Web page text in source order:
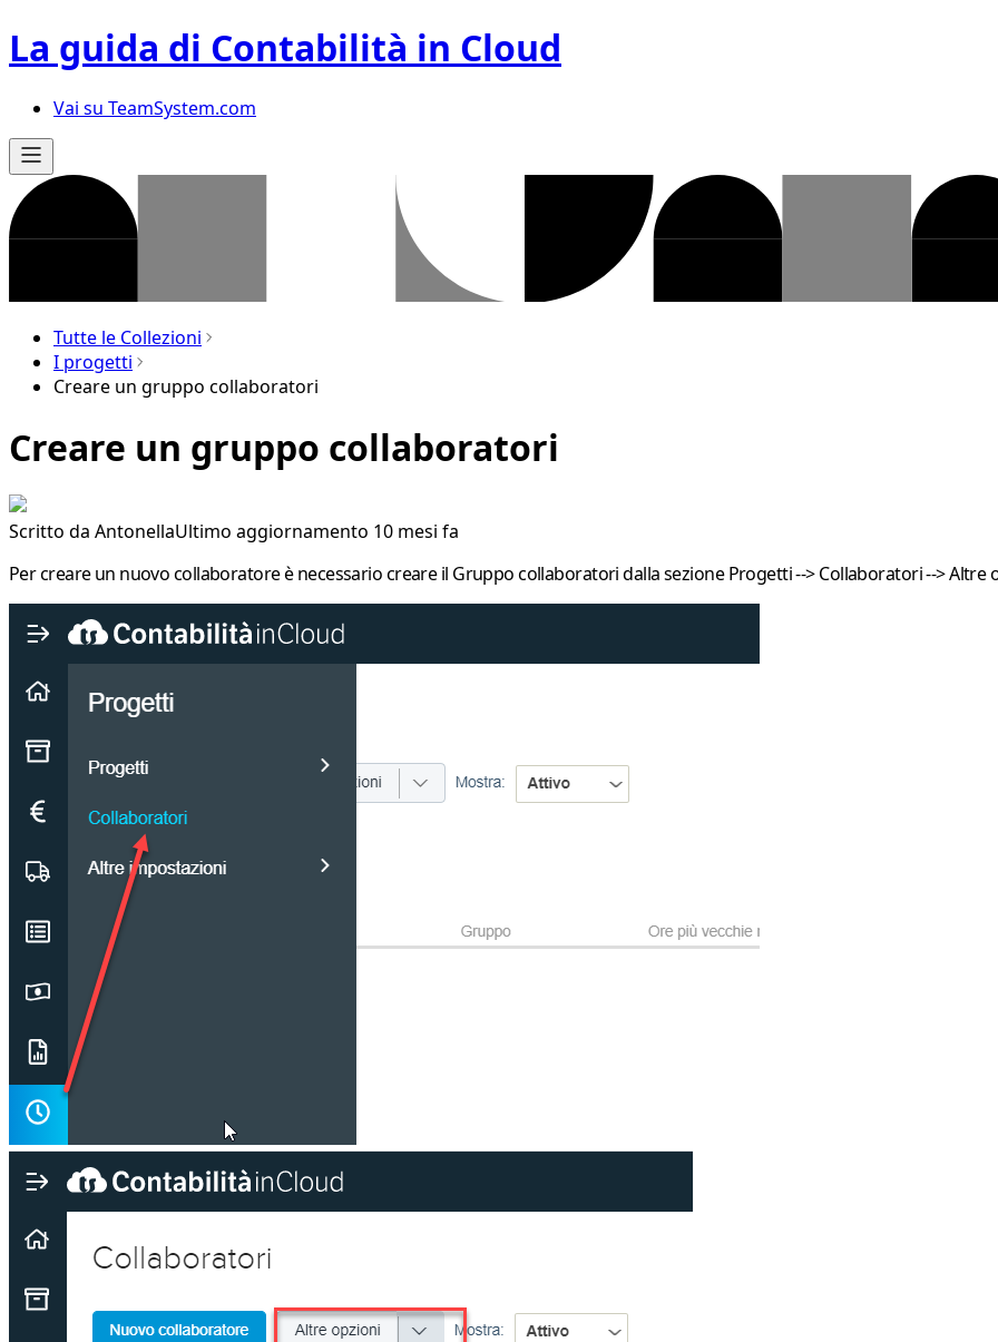
La guida di Contabilità in Cloud
Vai su TeamSystem.com
Tutte le Collezioni
I progetti
Creare un gruppo collaboratori
Creare un gruppo collaboratori
Scritto da AntonellaUltimo aggiornamento 10 mesi fa
Per creare un nuovo collaboratore è necessario creare il Gruppo collaboratoridalla sezioneProgetti-->Collaboratori --> Altre